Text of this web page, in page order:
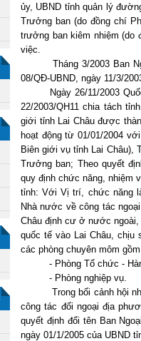
ủy, UBND tỉnh quản lý
Trưởng ban (do đồng chí
trưởng ban kiêm nhiệm (do
việc.
Tháng 3/2003 Ban
08/QĐ-UBND, ngày 11/3/
Ngày 26/11/2003 Quốc
22/2003/QH11 chia tách
giới tỉnh Lai Châu được
hoạt động từ 01/01/2004
Biên giới vụ tỉnh Lai Châu),
Trưởng ban; Theo quyết
quy định chức năng, nhiệm
tỉnh: Với Vị trí, chức năng
Nhà nước về công tác
Châu định cư ở nước
quốc tế vào Lai Châu, chịu
các phòng chuyên môm
- Phòng Tổ chức -
- Phòng nghiệp vụ.
Trong bối cảnh hội nhập
công tác đối ngoại địa
quyết định đổi tên Ban
ngày 01/1/2005 của UBND